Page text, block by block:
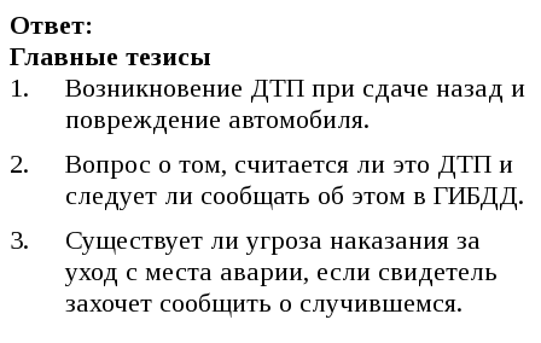
Ответ:
Главные тезисы
Возникновение ДТП при сдаче назад и
повреждение автомобиля.
Вопрос о том, считается ли это ДТП и
следует ли сообщать об этом в ГИБДД.
Существует ли угроза наказания за
уход с места аварии, если свидетель
захочет сообщить о случившемся.